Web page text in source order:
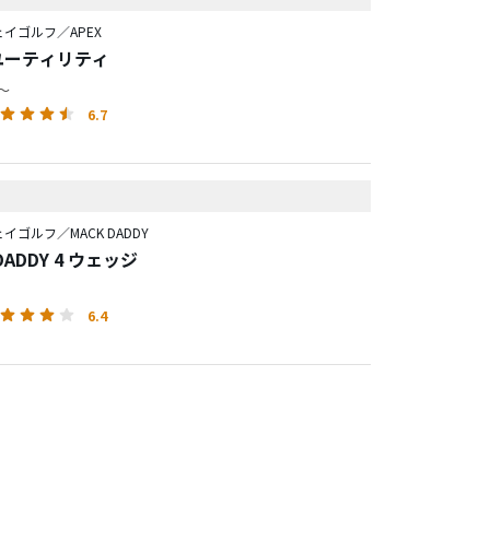
ゴルフ／APEX
ティリティ
6.7
ゴルフ／MACK DADDY
4 ウェッジ
6.4